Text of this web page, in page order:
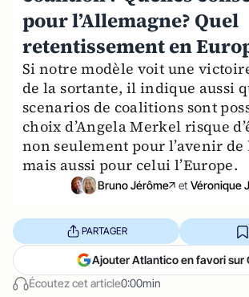
pour l’Allemagne? Quel
retentissement en
Si notre modèle voit une
de la sortante, il indique aussi
scenarios de coalitions sont
choix d’Angela Merkel risque
non seulement pour l’avenir de
mais aussi pour celui l’Europe.
Bruno Jérôme et Véronique
Écoutez cet article0:00min
PARTAGER
Ajouter Atlantico en favori sur